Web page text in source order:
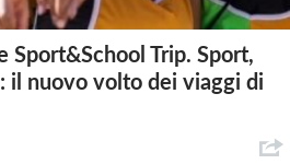
Sport&School Trip. Sport,
il nuovo volto dei viaggi di